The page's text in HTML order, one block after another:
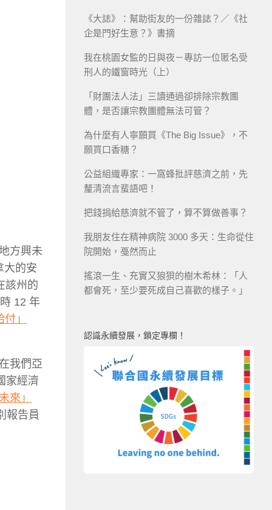
方興未
大的安
該州的
12 年
」
我們亞
家經濟
來」
報告員
《大誌》：幫助街友的一份雜誌？／《社
企是門好生意？》書摘
我在桃園女監的日與夜－專訪一位匿名受
刑人的鐵窗時光（上）
「財團法人法」三讀通過卻排除宗教團
體，是否讓宗教團體無法可管？
為什麼有人寧願買《The Big Issue》，不
願買口香糖？
公益組織專家：一窩蜂批評慈濟之前，先
釐清流言蜚語吧！
把錢捐給慈濟就不管了，算不算做善事？
我朋友住在精神病院 3000 多天：生命從住
院開始，戞然而止
搖滾一生、充實又狼狽的樹木希林：「人
都會死，至少要死成自己喜歡的樣子。」
認識永續發展，鎖定專欄！